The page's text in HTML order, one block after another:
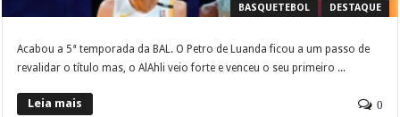
BASQUETEBOL DESTAQUE
Acabou a 5ª temporada da BAL. O Petro de Luanda ficou a um passo de
revalidar o título mas, o AlAhli veio forte e venceu o seu primeiro ...
Leia mais 0